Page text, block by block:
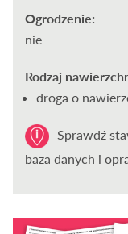
Ogrodzenie:
nie
Rodzaj
droga o
Sprawdź
baza danych i